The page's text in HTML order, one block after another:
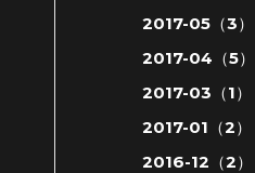
2017-05（3）
2017-04（5）
2017-03（1）
2017-01（2）
2016-12（2）